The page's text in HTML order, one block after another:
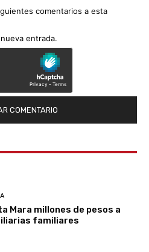
comentarios a esta
entrada.
Mara millones de pesos a
familiares